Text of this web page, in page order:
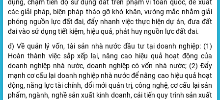
dụng, chậm tiến độ sử dụng đất trên phạm vi toàn quốc, đề xuất
các giải pháp, biện pháp tháo gỡ khó khăn, vướng mắc nhằm giải
phóng nguồn lực đất đai, đẩy nhanh việc thực hiện dự án, đưa đất
đai vào sử dụng tiết kiệm, hiệu quả, phát huy nguồn lực đất đai.
đ) Về quản lý vốn, tài sản nhà nước đầu tư tại doanh nghiệp: (1)
Hoàn thành việc sắp xếp lại, nâng cao hiệu quả hoạt động của
doanh nghiệp nhà nước, doanh nghiệp có vốn nhà nước; (2) Đẩy
mạnh cơ cấu lại doanh nghiệp nhà nước để nâng cao hiệu quả hoạt
động, năng lực tài chính, đổi mới quản trị, công nghệ, cơ cấu lại sản
phẩm, ngành, nghề sản xuất kinh doanh, cải tiến quy trình sản xuất